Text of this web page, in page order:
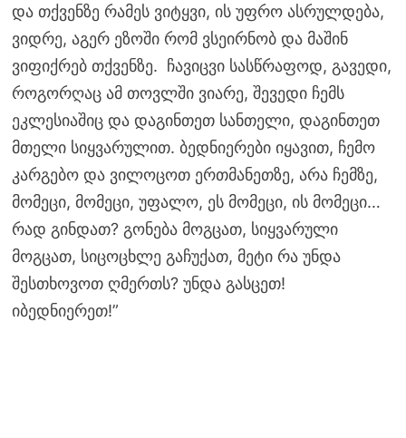
და თქვენზე რამეს ვიტყვი, ის უფრო ასრულდება,
ვიდრე, აგერ ეზოში რომ ვსეირნობ და მაშინ
ვიფიქრებ თქვენზე. ჩავიცვი სასწრაფოდ, გავედი,
როგორღაც ამ თოვლში ვიარე, შევედი ჩემს
ეკლესიაშიც და დაგინთეთ სანთელი, დაგინთეთ
მთელი სიყვარულით. ბედნიერები იყავით, ჩემო
კარგებო და ვილოცოთ ერთმანეთზე, არა ჩემზე,
მომეცი, მომეცი, უფალო, ეს მომეცი, ის მომეცი…
რად გინდათ? გონება მოგცათ, სიყვარული
მოგცათ, სიცოცხლე გაჩუქათ, მეტი რა უნდა
შესთხოვოთ ღმერთს? უნდა გასცეთ!
იბედნიერეთ!”